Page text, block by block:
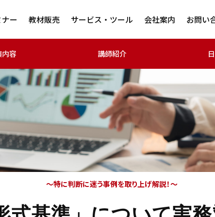
ー 教材販売 サービス・ツール 会社案内 お問い
内容 講師紹介
～特に判断に迷う事例を取り上げ解説！～